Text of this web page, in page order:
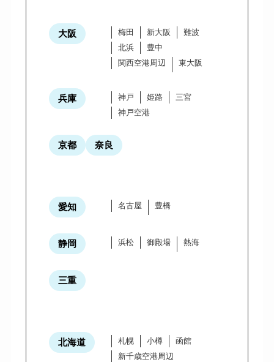
大阪 梅田 新大阪
難波
北浜
豊中
関西空港周辺
東大阪
兵庫 神戸 姫路
三宮
神戸空港
京都 奈良
愛知 名古屋 豊橋
静岡 浜松 御殿場 熱海
三重
北海道 札幌 小樽
函館
新千歳空港周辺